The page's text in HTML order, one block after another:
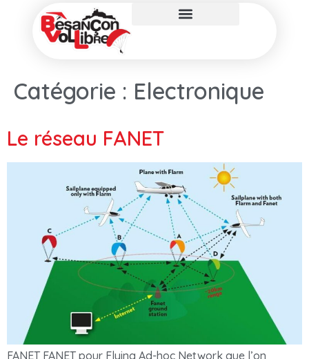
Catégorie : Electronique
Le réseau FANET
FANET FANET pour Flying Ad-hoc Network que l’on